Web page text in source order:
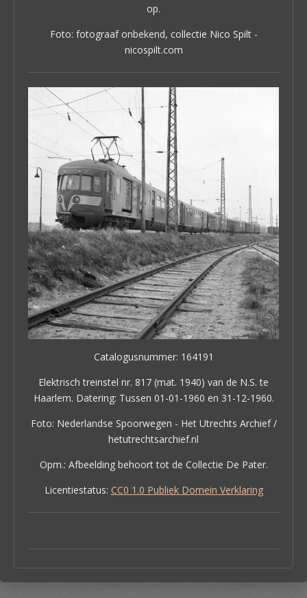
op.
Foto: fotograaf onbekend, collectie Nico Spilt -
nicospilt.com
Catalogusnummer: 164191
Elektrisch treinstel nr. 817 (mat. 1940) van de N.S. te
Haarlem. Datering: Tussen 01-01-1960 en 31-12-1960.
Foto: Nederlandse Spoorwegen - Het Utrechts Archief /
hetutrechtsarchief.nl
Opm.: Afbeelding behoort tot de Collectie De Pater.
Licentiestatus: CC0 1.0 Publiek Domein Verklaring